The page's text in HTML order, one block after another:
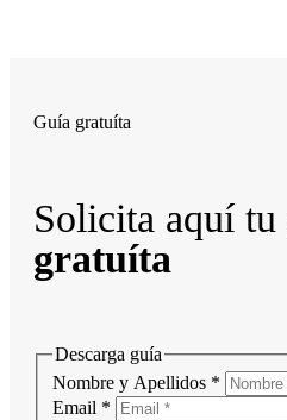
Guía gratuíta
Solicita aquí tu
gratuíta
Descarga guía
Nombre y Apellidos *
Email *